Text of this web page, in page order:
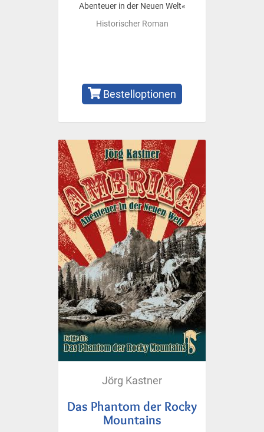
Abenteuer in der Neuen Welt«
Historischer Roman
Bestelloptionen
Jörg Kastner
Das Phantom der Rocky
Mountains